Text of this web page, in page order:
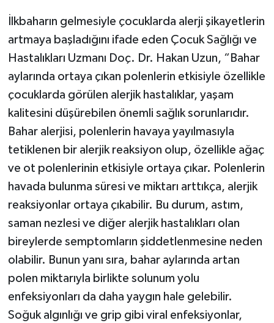
İlkbaharın gelmesiyle çocuklarda alerji şikayetlerin
artmaya başladığını ifade eden Çocuk Sağlığı ve
Hastalıkları Uzmanı Doç. Dr. Hakan Uzun, “Bahar
aylarında ortaya çıkan polenlerin etkisiyle özellikle
çocuklarda görülen alerjik hastalıklar, yaşam
kalitesini düşürebilen önemli sağlık sorunlarıdır.
Bahar alerjisi, polenlerin havaya yayılmasıyla
tetiklenen bir alerjik reaksiyon olup, özellikle ağaç
ve ot polenlerinin etkisiyle ortaya çıkar. Polenlerin
havada bulunma süresi ve miktarı arttıkça, alerjik
reaksiyonlar ortaya çıkabilir. Bu durum, astım,
saman nezlesi ve diğer alerjik hastalıkları olan
bireylerde semptomların şiddetlenmesine neden
olabilir. Bunun yanı sıra, bahar aylarında artan
polen miktarıyla birlikte solunum yolu
enfeksiyonları da daha yaygın hale gelebilir.
Soğuk algınlığı ve grip gibi viral enfeksiyonlar,